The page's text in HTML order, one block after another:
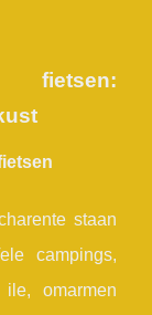
fietsen:
staan
campings,
omarmen